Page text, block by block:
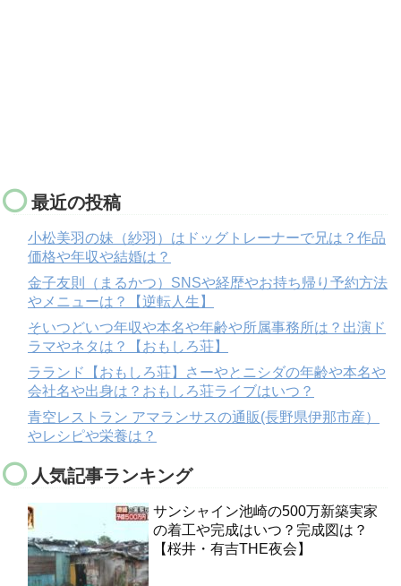
最近の投稿
小松美羽の妹（紗羽）はドッグトレーナーで兄は？作品
価格や年収や結婚は？
金子友則（まるかつ）SNSや経歴やお持ち帰り予約方法
やメニューは？【逆転人生】
そいつどいつ年収や本名や年齢や所属事務所は？出演ド
ラマやネタは？【おもしろ荘】
ラランド【おもしろ荘】さーやとニシダの年齢や本名や
会社名や出身は？おもしろ荘ライブはいつ？
青空レストラン アマランサスの通販(長野県伊那市産）
やレシピや栄養は？
人気記事ランキング
サンシャイン池崎の500万新築実家
の着工や完成はいつ？完成図は？
【桜井・有吉THE夜会】